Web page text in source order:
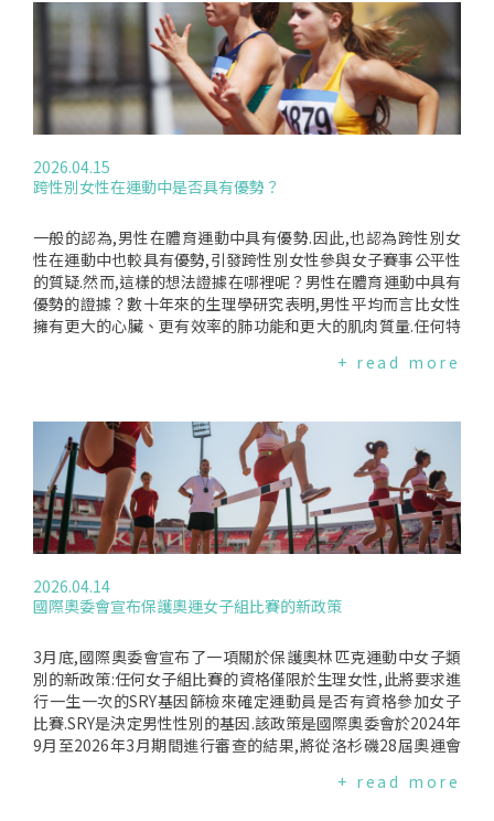
更容易遭受下肢傷病的困擾.此外,運動員的個人比賽風格及其對
抗強度也會影響訓練內容.所有這些因素都會影響運動員的力量
和恢復訓練策略.高級運動臨床專家BrianDeVeaux表示"你的力
量是你的基礎,它有助於增強對傷病的抵抗力".他指出,男性隨著
年齡增長會逐漸失去小腿的力量和爆發力,因此教練會根據需要
著重增強小腿肌肉.他們還會幫助運動員提高應對生理和心理壓
柔軟度.這個訓練週期貫穿全年,預留了充足的時間來實現長期目
標,並幫助運動員制定符合其職業生涯的生活方式.此外,精英運
的體系,致力於他們的健康和最佳競技狀態,大多數精英運動員在
整個職業生涯中都非常重視健康和體能.Rifat指出,大多數高水
平運動員"都擁有非常精準的個性化營養補充策略,這不僅能提
升他們的運動表現,還能促進他們的恢復並最大限度地減少發
炎."但技術也至關重要,畢竟,像梅西和C羅這樣的球員之所以被
指出,隨著經驗的積累,他們會學會更聰明地踢球,這有助於他們
小覷.運動員注重保養,生活方式健康,堅持規律的訓練,為運動做
好身體準備,此外還擁有豐富的技術和經驗.當這些條件具備時,
就算年長了,還是可以有偉大的成就."編譯來源:ＭedpageＴoda
y(2026.06.17)
量進行傳統有氧運動,可能增加"瘦胖子(skinnyfat)"風險,即肌
肉量不足、脂肪滲入肌肉組織,同時骨質變脆弱.研究中的性別落
差支持女性專屬運動建議者指出,目前運動科學研究確實存在明
顯性別缺口.2023年《英國醫學雜誌》社論指出,女性在運動研
究中代表性不足,在運動表現、心血管健康、肌肉骨骼健康、產
後生理與哺乳研究等領域,都存在明顯知識缺口.一項研究則發
知名運動科學研究專門針對女性運動員.這樣的研究落差,也促成
近年大量女性專屬健身觀念興起,例如"週期同步訓練(cycle-syn
強度訓練、經期則採較溫和伸展運動.不過,目前相關科學證據仍
有限.目前多數健身建議都是根據男性數據直接套用至女性,是否
應強調男女性的生理差異,專家看法不一.女性健身教練Elizabet
hDavies則指出,社群媒體上充斥大量"女性某年齡必須如何訓
練"的說法,但許多缺乏足夠證據支持,過於複雜的規則反而可能
分男女.英國政府建議,19至64歲成人每週應進行150分鐘中等強
物與照顧孩子等活動,同樣也能達到肌力訓練效果.專家指出,在
多數人運動量仍不足的情況下,過度糾結"最佳訓練方式"可能並
非首要問題.對已有規律運動習慣者,目前普遍建議仍以"漸進超
負荷(progressiveoverload)"為核心,也就是逐步增加訓練強
度、頻率、時間或訓練量.對於"40歲後應減少中等強度有氧"的
說法,部分專家則持保留態度.Beversdorf表示,中等強度有氧擁
成年人、長達30年的大型研究發現,高程度中等身體活動者,死於
心血管疾病的風險最高可降低38%.至於重訓部分,Davies指出,
使用較輕重量,只要訓練接近力竭,也能達到增肌與增強力量效
果.40歲以上女性真的需要特殊訊息嗎？支持女性專屬運動建議
者認為,由於女性長期在研究中被忽視,官方建議本就可能尚未反
映完整女性需求.Sims表示,她的建議來自針對老化與性別差異
的隨機對照試驗,目的是幫助女性在年齡增長後維持肌肉、骨骼
性生理存在差異,也不代表所有40歲以上女性都需要同一套運動
2026.04.15
跨性別女性在運動中是否具有優勢？
一般的認為,男性在體育運動中具有優勢.因此,也認為跨性別女
性在運動中也較具有優勢,引發跨性別女性參與女子賽事公平性
的質疑.然而,這樣的想法證據在哪裡呢？男性在體育運動中具有
優勢的證據？數十年來的生理學研究表明,男性平均而言比女性
擁有更大的心臟、更有效率的肺功能和更大的肌肉質量.任何特
也有身材矮小的男性.然而,平均而言,男性比女性體型更大、力
2017年的一項研究表明,我們兩萬多個基因中近三分之一在男性
和女性體內的表現方式不同.這種差異不僅體現在生殖組織中,也
體現在心臟、肺、大腦─幾乎所有器官.猴子身上也存在著同樣
的性別差異,而且在出生前就已經顯現出來.在三種肌肉細胞中,
有2100個基因在男性和女性中發揮不同的作用.因此,性別差異
遠比我們之前所認識到的要深刻得多.傳統上,這些差異被歸因於
強大影響.但對基因改造性染色體的小鼠進行的實驗表明,生理學
的許多基本方面(如脂肪和能量代謝)與SRY或激素無關,而是與X
年齡增長在某些細胞中失去Y染色體所帶來的負面影響中看出.因
此,男女在各個組織的功能上都存在著很大的差異,而這並非完全
是由荷爾蒙造成的.跨性別者在運動中具有優勢的證據？這一點
遠不明確.從男性轉變為女性需要進行荷爾蒙替代療法.這意味著
抑制雄性激素並服用雌激素,雌激素在女性體內活性更高.這會顯
加,肌肉量會減少.她的睪丸也會萎縮.跨性別女孩在進入男性青春
+ read more
2026.04.14
國際奧委會宣布保護奧運女子組比賽的新政策
3月底,國際奧委會宣布了一項關於保護奧林匹克運動中女子類
別的新政策:任何女子組比賽的資格僅限於生理女性,此將要求進
行一生一次的SRY基因篩檢來確定運動員是否有資格參加女子
比賽.SRY是決定男性性別的基因.該政策是國際奧委會於2024年
9月至2026年3月期間進行審查的結果,將從洛杉磯28屆奧運會
麼"女性"要這樣定義,是否有證據表明跨性別女性具有優勢,以及
+ read more